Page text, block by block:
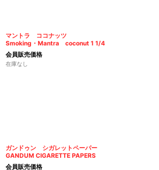
マントラ ココナッツ
Smoking・Mantra coconut 1 1/4
会員販売価格
在庫なし
ガンドゥン シガレットペーパー
GANDUM CIGARETTE PAPERS
会員販売価格